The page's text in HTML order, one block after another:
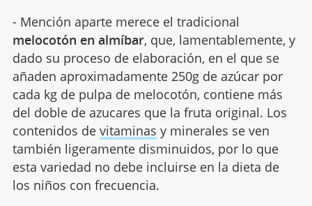
- Mención aparte merece el tradicional
melocotón en almíbar, que, lamentablemente, y
dado su proceso de elaboración, en el que se
añaden aproximadamente 250g de azúcar por
cada kg de pulpa de melocotón, contiene más
del doble de azucares que la fruta original. Los
contenidos de vitaminas y minerales se ven
también ligeramente disminuidos, por lo que
esta variedad no debe incluirse en la dieta de
los niños con frecuencia.